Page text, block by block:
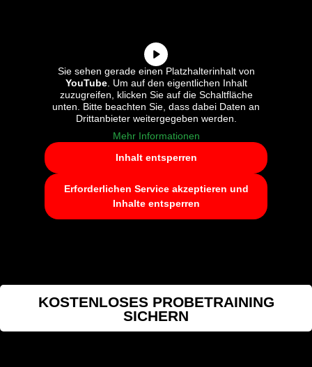
Sie sehen gerade einen Platzhalterinhalt von
YouTube. Um auf den eigentlichen Inhalt
zuzugreifen, klicken Sie auf die Schaltfläche
unten. Bitte beachten Sie, dass dabei Daten an
Drittanbieter weitergegeben werden.
Mehr Informationen
Inhalt entsperren
Erforderlichen Service akzeptieren und
Inhalte entsperren
KOSTENLOSES PROBETRAINING
SICHERN